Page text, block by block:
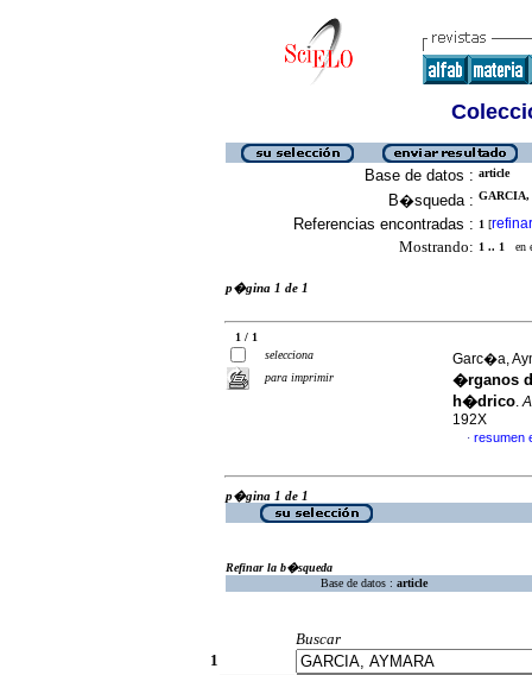
Base de datos : article
B�squeda : GARCIA,
Referencias encontradas : 1 [refinar
Mostrando: 1 .. 1 en
p�gina 1 de 1
1 / 1
selecciona
para imprimir
Garc�a,
�rganos
h�drico.
192X
· resumen
p�gina 1 de 1
Refinar la b�squeda
Base de datos : article
Buscar
1